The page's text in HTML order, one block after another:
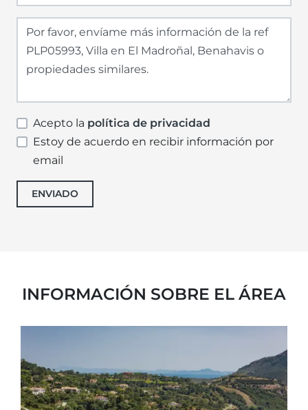
Acepto la política de privacidad
Estoy de acuerdo en recibir información por
email
ENVIADO
INFORMACIÓN SOBRE EL ÁREA